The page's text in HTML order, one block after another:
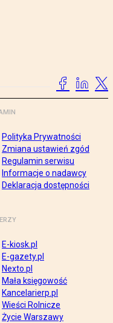
Polityka Prywatności
Zmiana ustawień zgód
Regulamin serwisu
Informacje o nadawcy
Deklaracja dostępności
E-kiosk.pl
E-gazety.pl
Nexto.pl
Mała księgowość
Kancelarierp.pl
Wieści Rolnicze
Życie Warszawy